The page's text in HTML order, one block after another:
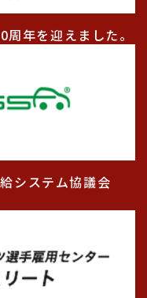
年を迎えました。
システム協議会